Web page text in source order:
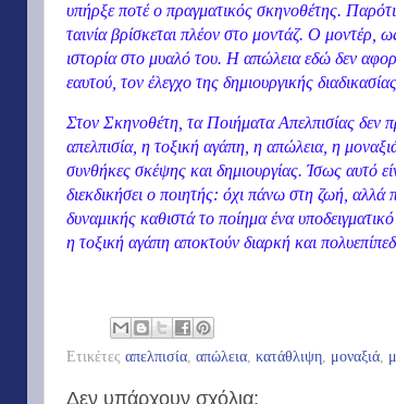
υπήρξε ποτέ ο πραγματικός σκηνοθέτης.
ταινία βρίσκεται πλέον στο μοντάζ. Ο
ιστορία στο μυαλό του. Η απώλεια εδώ δεν
εαυτού, τον έλεγχο της δημιουργικής
Στον Σκηνοθέτη, τα Ποιήματα Απελπισίας
απελπισία, η τοξική αγάπη, η απώλεια, η
συνθήκες σκέψης και δημιουργίας. Ίσως αυτό
διεκδικήσει ο ποιητής: όχι πάνω στη ζωή,
δυναμικής καθιστά το ποίημα ένα
η τοξική αγάπη αποκτούν διαρκή και
Ετικέτες απελπισία απώλεια κατάθλιψη μοναξιά
Δεν υπάρχουν σχόλια: